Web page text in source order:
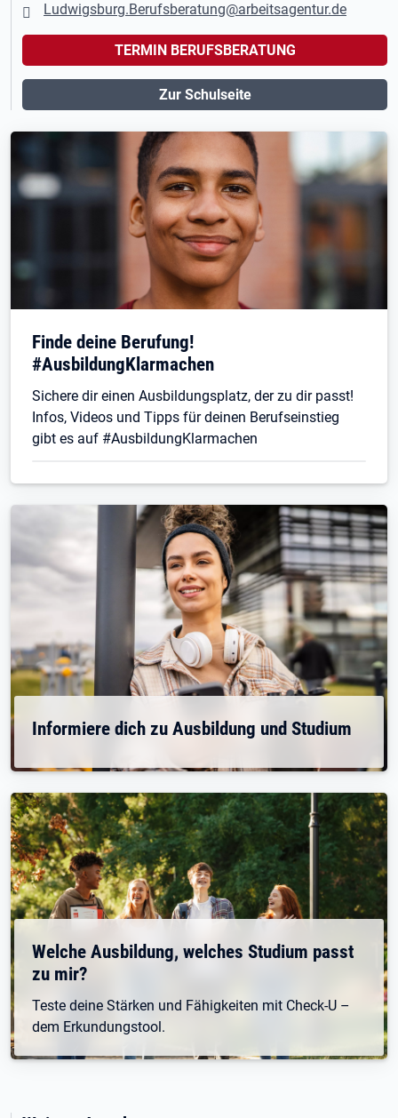
Ludwigsburg.Berufsberatung@arbeitsagentur.de
TERMIN BERUFSBERATUNG
Zur Schulseite
Finde deine Berufung!
#AusbildungKlarmachen
Sichere dir einen Ausbildungsplatz, der zu dir passt!
Infos, Videos und Tipps für deinen Berufseinstieg
gibt es auf #AusbildungKlarmachen
Informiere dich zu Ausbildung und Studium
Welche Ausbildung, welches Studium passt
zu mir?
Teste deine Stärken und Fähigkeiten mit Check-U –
dem Erkundungstool.